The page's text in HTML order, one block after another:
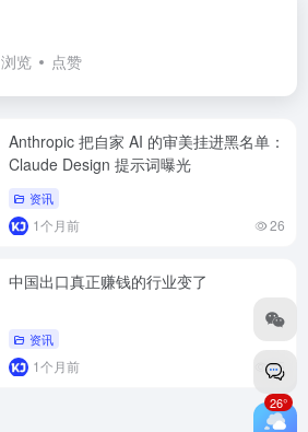
浏览 点赞
Anthropic 把自家 AI 的审美挂进黑名单：
Claude Design 提示词曝光
资讯
1个月前 26
中国出口真正赚钱的行业变了
资讯
1个月前 25
26°